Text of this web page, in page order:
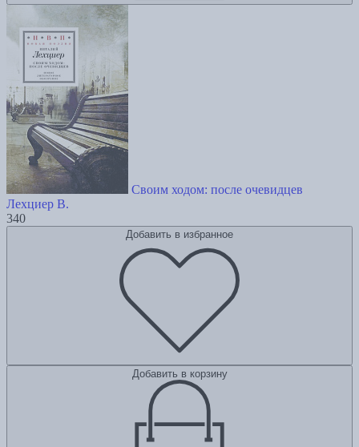
Своим ходом: после очевидцев
Лехциер В.
340
Добавить в избранное
Добавить в корзину